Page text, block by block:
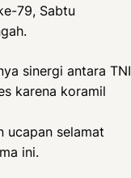
79, Sabtu
sinergi antara TNI
karena koramil
ucapan selamat
ini.